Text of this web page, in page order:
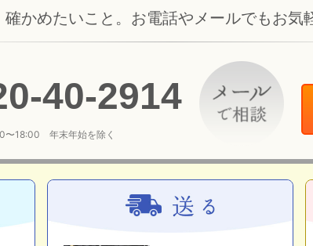
かめたいこと。お電話やメールでもお気
-40-2914
〜18:00 年末年始を除く